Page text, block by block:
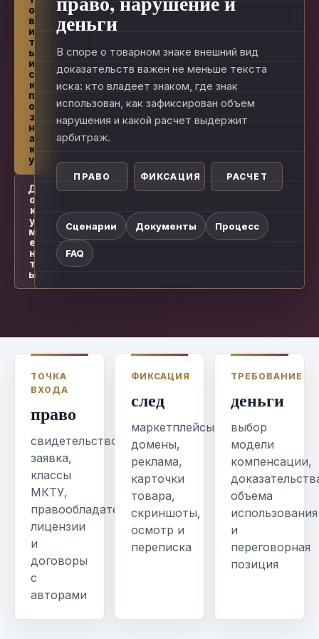
о
в
и
т
ь
и
с
к
п
о
з
н
а
к
у
Д
о
к
у
м
е
н
т
ы
деньги
В споре о товарном знаке внешний вид
доказательств важен не меньше текста
иска: кто владеет знаком, где знак
использован, как зафиксирован объем
нарушения и какой расчет выдержит
арбитраж.
ПРАВО ФИКСАЦИЯ РАСЧЕТ
Сценарии Документы Процесс
FAQ
ТОЧКА
ВХОДА
право
свидетельство,
заявка,
классы
МКТУ,
правообладатель,
лицензии
и
договоры
с
авторами
ФИКСАЦИЯ
след
маркетплейсы,
домены,
реклама,
карточки
товара,
скриншоты,
осмотр и
переписка
ТРЕБОВАНИЕ
деньги
выбор
модели
компенсации,
объема
использования
и
переговорная
позиция